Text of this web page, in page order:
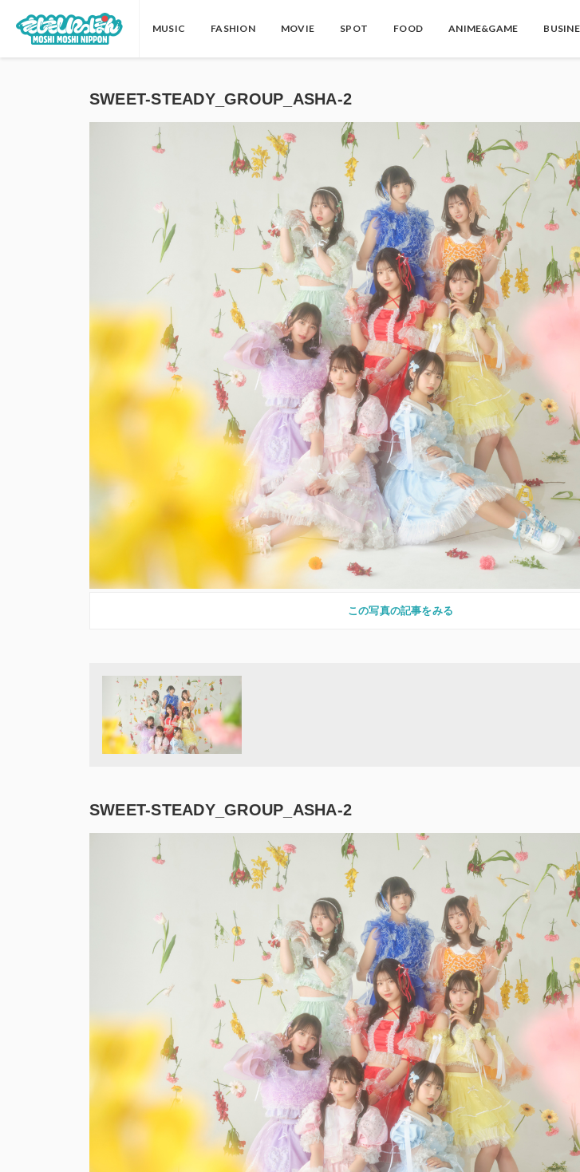
MUSIC FASHION MOVIE SPOT FOOD ANIME&GAME
SWEET-STEADY_GROUP_ASHA-2
この写真の記事をみる
SWEET-STEADY_GROUP_ASHA-2